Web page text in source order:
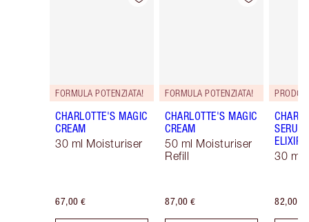
FORMULA POTENZIATA!
CHARLOTTE'S MAGIC
CREAM
30 ml Moisturiser
67,00 €
FORMULA POTENZIATA!
CHARLOTTE'S MAGIC
CREAM
50 ml Moisturiser
Refill
87,00 €
SERUM
ELIXIR
30 ml
82,00 €